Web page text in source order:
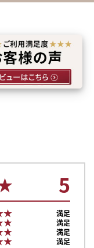
5
満足
満足
満足
満足